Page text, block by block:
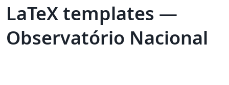
LaTeX templates —
Observatório Nacional